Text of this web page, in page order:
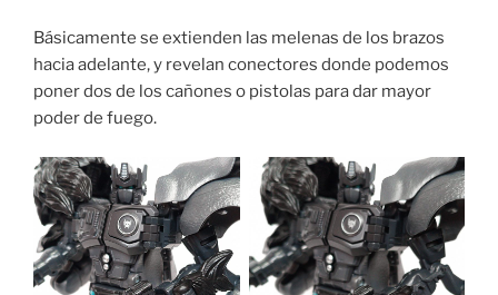
Básicamente se extienden las melenas de los brazos
hacia adelante, y revelan conectores donde podemos
poner dos de los cañones o pistolas para dar mayor
poder de fuego.